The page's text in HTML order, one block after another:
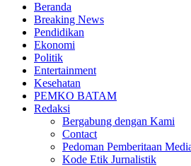
Beranda
Breaking News
Pendidikan
Ekonomi
Politik
Entertainment
Kesehatan
PEMKO BATAM
Redaksi
Bergabung dengan Kami
Contact
Pedoman Pemberitaan
Kode Etik Jurnalistik